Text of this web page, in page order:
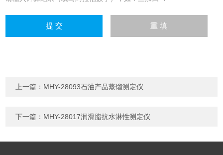
上一篇： MHY-28093石油产品蒸馏测定仪
下一篇： MHY-28017润滑脂抗水淋性测定仪